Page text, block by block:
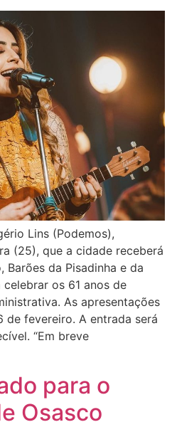
Lins (Podemos),
(25), que a cidade receberá
Barões da Pisadinha e da
os 61 anos de
As apresentações
de fevereiro. A entrada será
“Em breve
para o
Osasco